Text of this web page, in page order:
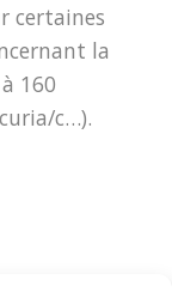
certaines
la
160
c…).